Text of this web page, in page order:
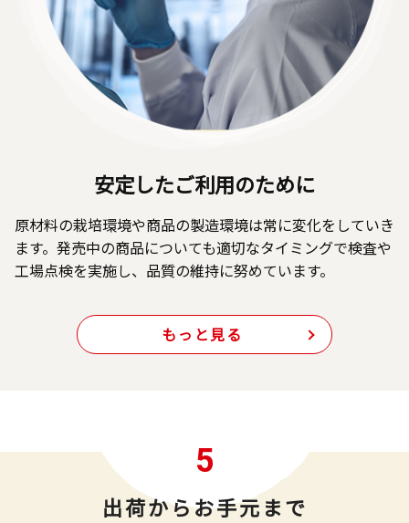
安定したご利用のために
原材料の栽培環境や商品の製造環境は常に変化をしていき
ます。発売中の商品についても適切なタイミングで検査や
工場点検を実施し、品質の維持に努めています。
もっと見る
5
出荷からお手元まで